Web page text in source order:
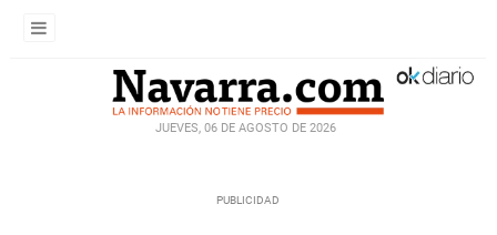
JUEVES, 06 DE AGOSTO DE 2026